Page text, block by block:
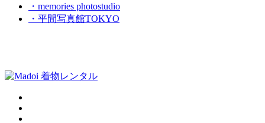
・memories photostudio
・平間写真館TOKYO